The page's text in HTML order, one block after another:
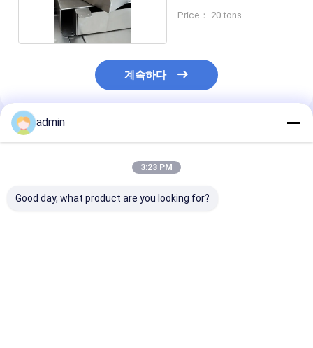
Price： 20 tons
계속하다
추천된 제품
admin
3:23 PM
Good day, what product are you looking for?